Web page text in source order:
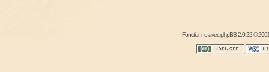
Fonctionne avecphpBB2.0.22 ©